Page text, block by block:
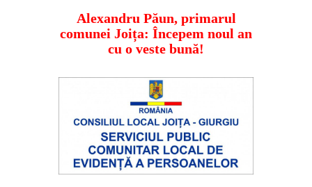
economic, editoriale giurgiu, dezvaluiri,
soc, cancan, stiri locale
Alexandru Păun, primarul
comunei Joița: Începem noul an
cu o veste bună!